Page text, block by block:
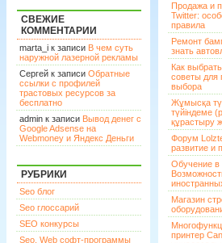
СВЕЖИЕ
КОММЕНТАРИИ
marta_i к записи В чем суть
наружной лазерной рекламы
Сергей к записи Обратные
ссылки с профилей
трастовых ресурсов за
бесплатно
admin к записи Вывод денег с
Google Adsense на
Webmoney и Яндекс Деньги
РУБРИКИ
Seo блог
Seo глоссарий
SEO конкурсы
Seo, Web софт-программы
Продажа и
Twitter:
правила
Ремонт
знать
Как
советы для
выбора
Жұмысқа
түйіндеме
құрастыру
Форум
развитие и
Обучение в
Магазин
принтер